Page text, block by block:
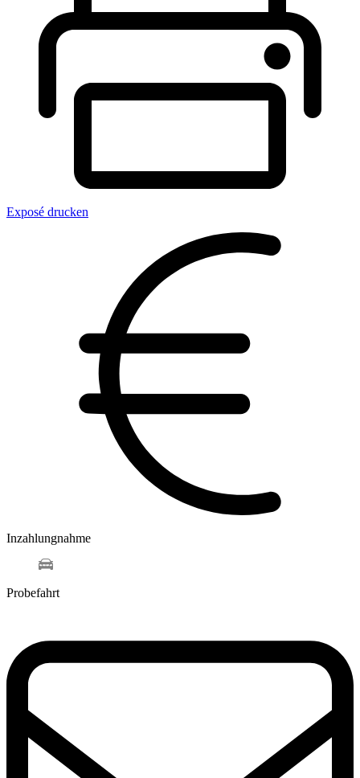
Exposé drucken
Inzahlungnahme
Probefahrt